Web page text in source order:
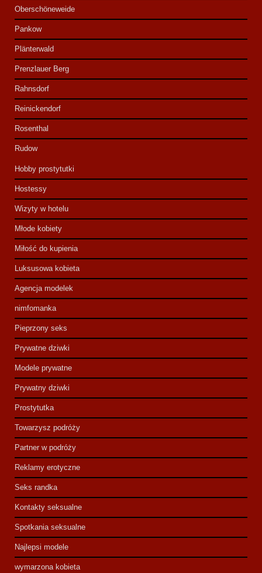
Oberschöneweide
Pankow
Plänterwald
Prenzlauer Berg
Rahnsdorf
Reinickendorf
Rosenthal
Rudow
Hobby prostytutki
Hostessy
Wizyty w hotelu
Młode kobiety
Miłość do kupienia
Luksusowa kobieta
Agencja modelek
nimfomanka
Pieprzony seks
Prywatne dziwki
Modele prywatne
Prywatny dziwki
Prostytutka
Towarzysz podróży
Partner w podróży
Reklamy erotyczne
Seks randka
Kontakty seksualne
Spotkania seksualne
Najlepsi modele
wymarzona kobieta